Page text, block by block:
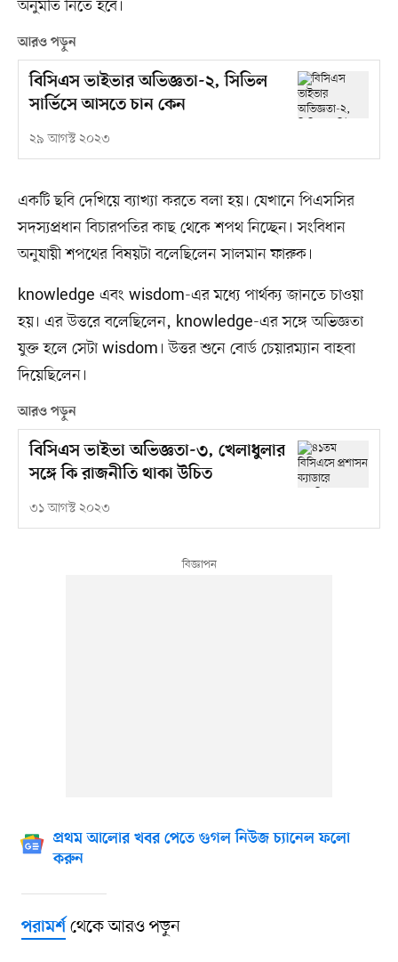
অনুমতি নিতে হবে।
আরও পড়ুন
বিসিএস ভাইভার অভিজ্ঞতা-২, সিভিল
সার্ভিসে আসতে চান কেন
২৯ আগস্ট ২০২৩
একটি ছবি দেখিয়ে ব্যাখ্যা করতে বলা হয়। যেখানে পিএসসির
সদস্যপ্রধান বিচারপতির কাছ থেকে শপথ নিচ্ছেন। সংবিধান
অনুযায়ী শপথের বিষয়টা বলেছিলেন সালমান ফারুক।
knowledge এবং wisdom-এর মধ্যে পার্থক্য জানতে চাওয়া
হয়। এর উত্তরে বলেছিলেন, knowledge-এর সঙ্গে অভিজ্ঞতা
যুক্ত হলে সেটা wisdom। উত্তর শুনে বোর্ড চেয়ারম্যান বাহবা
দিয়েছিলেন।
আরও পড়ুন
বিসিএস ভাইভা অভিজ্ঞতা-৩, খেলাধুলার
সঙ্গে কি রাজনীতি থাকা উচিত
৩১ আগস্ট ২০২৩
প্রথম আলোর খবর পেতে গুগল নিউজ চ্যানেল ফলো
করুন
পরামর্শথেকে আরও পড়ুন